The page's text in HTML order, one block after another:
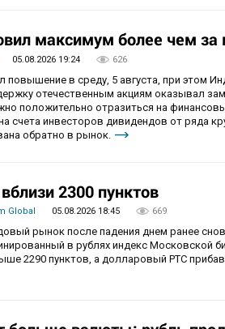
максимум более чем за
05.08.2026 19:24 626
повышение в среду, 5 августа, при этом
отечественным акциям оказывал
положительно отразиться на
счета инвесторов дивидендов от ряда
обратно в рынок.
2300 пунктов
Global 05.08.2026 18:45 669
рынок после падения днем ранее
в рублях индекс Московской
2290 пунктов, а долларовый РТС